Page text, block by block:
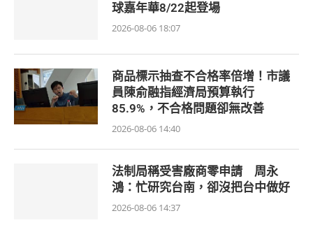
球嘉年華8/22起登場
2026-08-06 18:07
商品標示抽查不合格率倍增！市議
員陳俞融指經濟局預算執行
85.9%，不合格問題卻無改善
2026-08-06 14:40
法制局稱受害廠商零申請 周永
鴻：忙研究台南，卻沒把台中做好
2026-08-06 14:37